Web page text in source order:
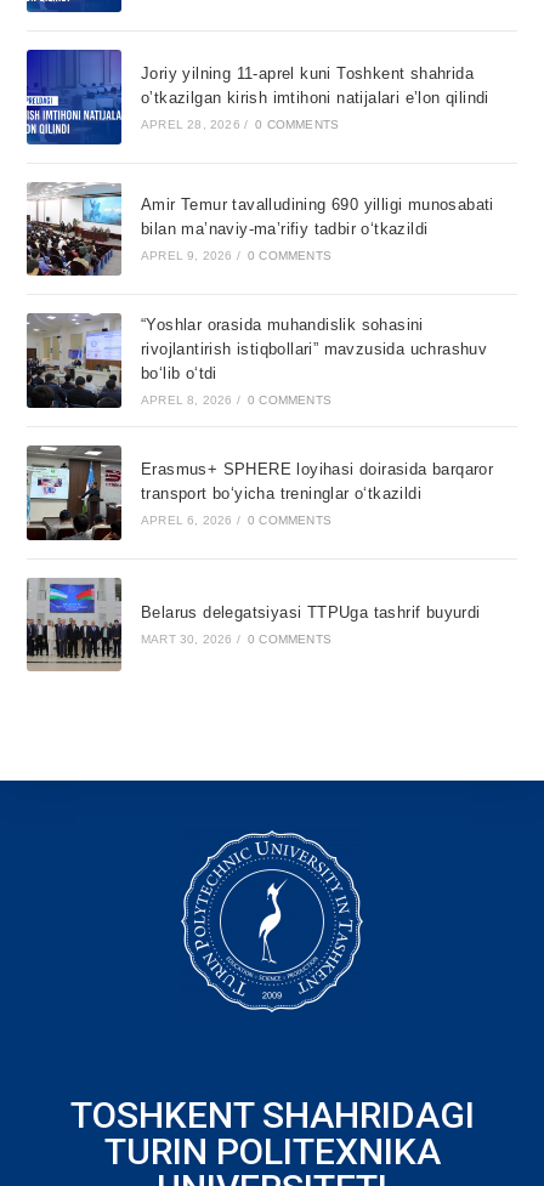
Joriy yilning 11-aprel kuni Toshkent shahrida
o’tkazilgan kirish imtihoni natijalari e’lon qilindi
APREL 28, 2026 / 0 COMMENTS
Amir Temur tavalludining 690 yilligi munosabati
bilan ma’naviy-ma’rifiy tadbir o‘tkazildi
APREL 9, 2026 / 0 COMMENTS
“Yoshlar orasida muhandislik sohasini
rivojlantirish istiqbollari” mavzusida uchrashuv
bo‘lib o‘tdi
APREL 8, 2026 / 0 COMMENTS
Erasmus+ SPHERE loyihasi doirasida barqaror
transport bo‘yicha treninglar o‘tkazildi
APREL 6, 2026 / 0 COMMENTS
Belarus delegatsiyasi TTPUga tashrif buyurdi
MART 30, 2026 / 0 COMMENTS
TOSHKENT SHAHRIDAGI
TURIN POLITEXNIKA